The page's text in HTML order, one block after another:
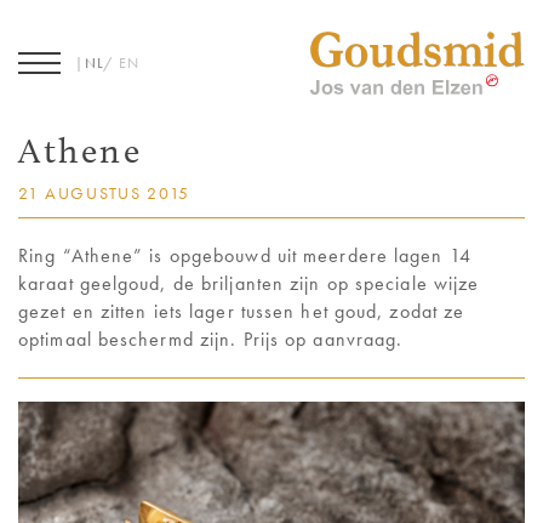
NL EN
COLLECTIE
JOS VAN DEN ELZEN
GEDENKSIERADEN
TROUWRINGEN
MAXIMA
NIEUWS / BLOG
Athene
21 AUGUSTUS 2015
Ring “Athene” is opgebouwd uit meerdere lagen 14
karaat geelgoud, de briljanten zijn op speciale wijze
gezet en zitten iets lager tussen het goud, zodat ze
optimaal beschermd zijn. Prijs op aanvraag.